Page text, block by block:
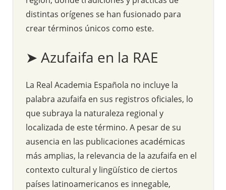
distintas orígenes se han fusionado para
crear términos únicos como este.
➤ Azufaifa en la RAE
La Real Academia Española no incluye la
palabra azufaifa en sus registros oficiales, lo
que subraya la naturaleza regional y
localizada de este término. A pesar de su
ausencia en las publicaciones académicas
más amplias, la relevancia de la azufaifa en el
contexto cultural y lingüístico de ciertos
países latinoamericanos es innegable,